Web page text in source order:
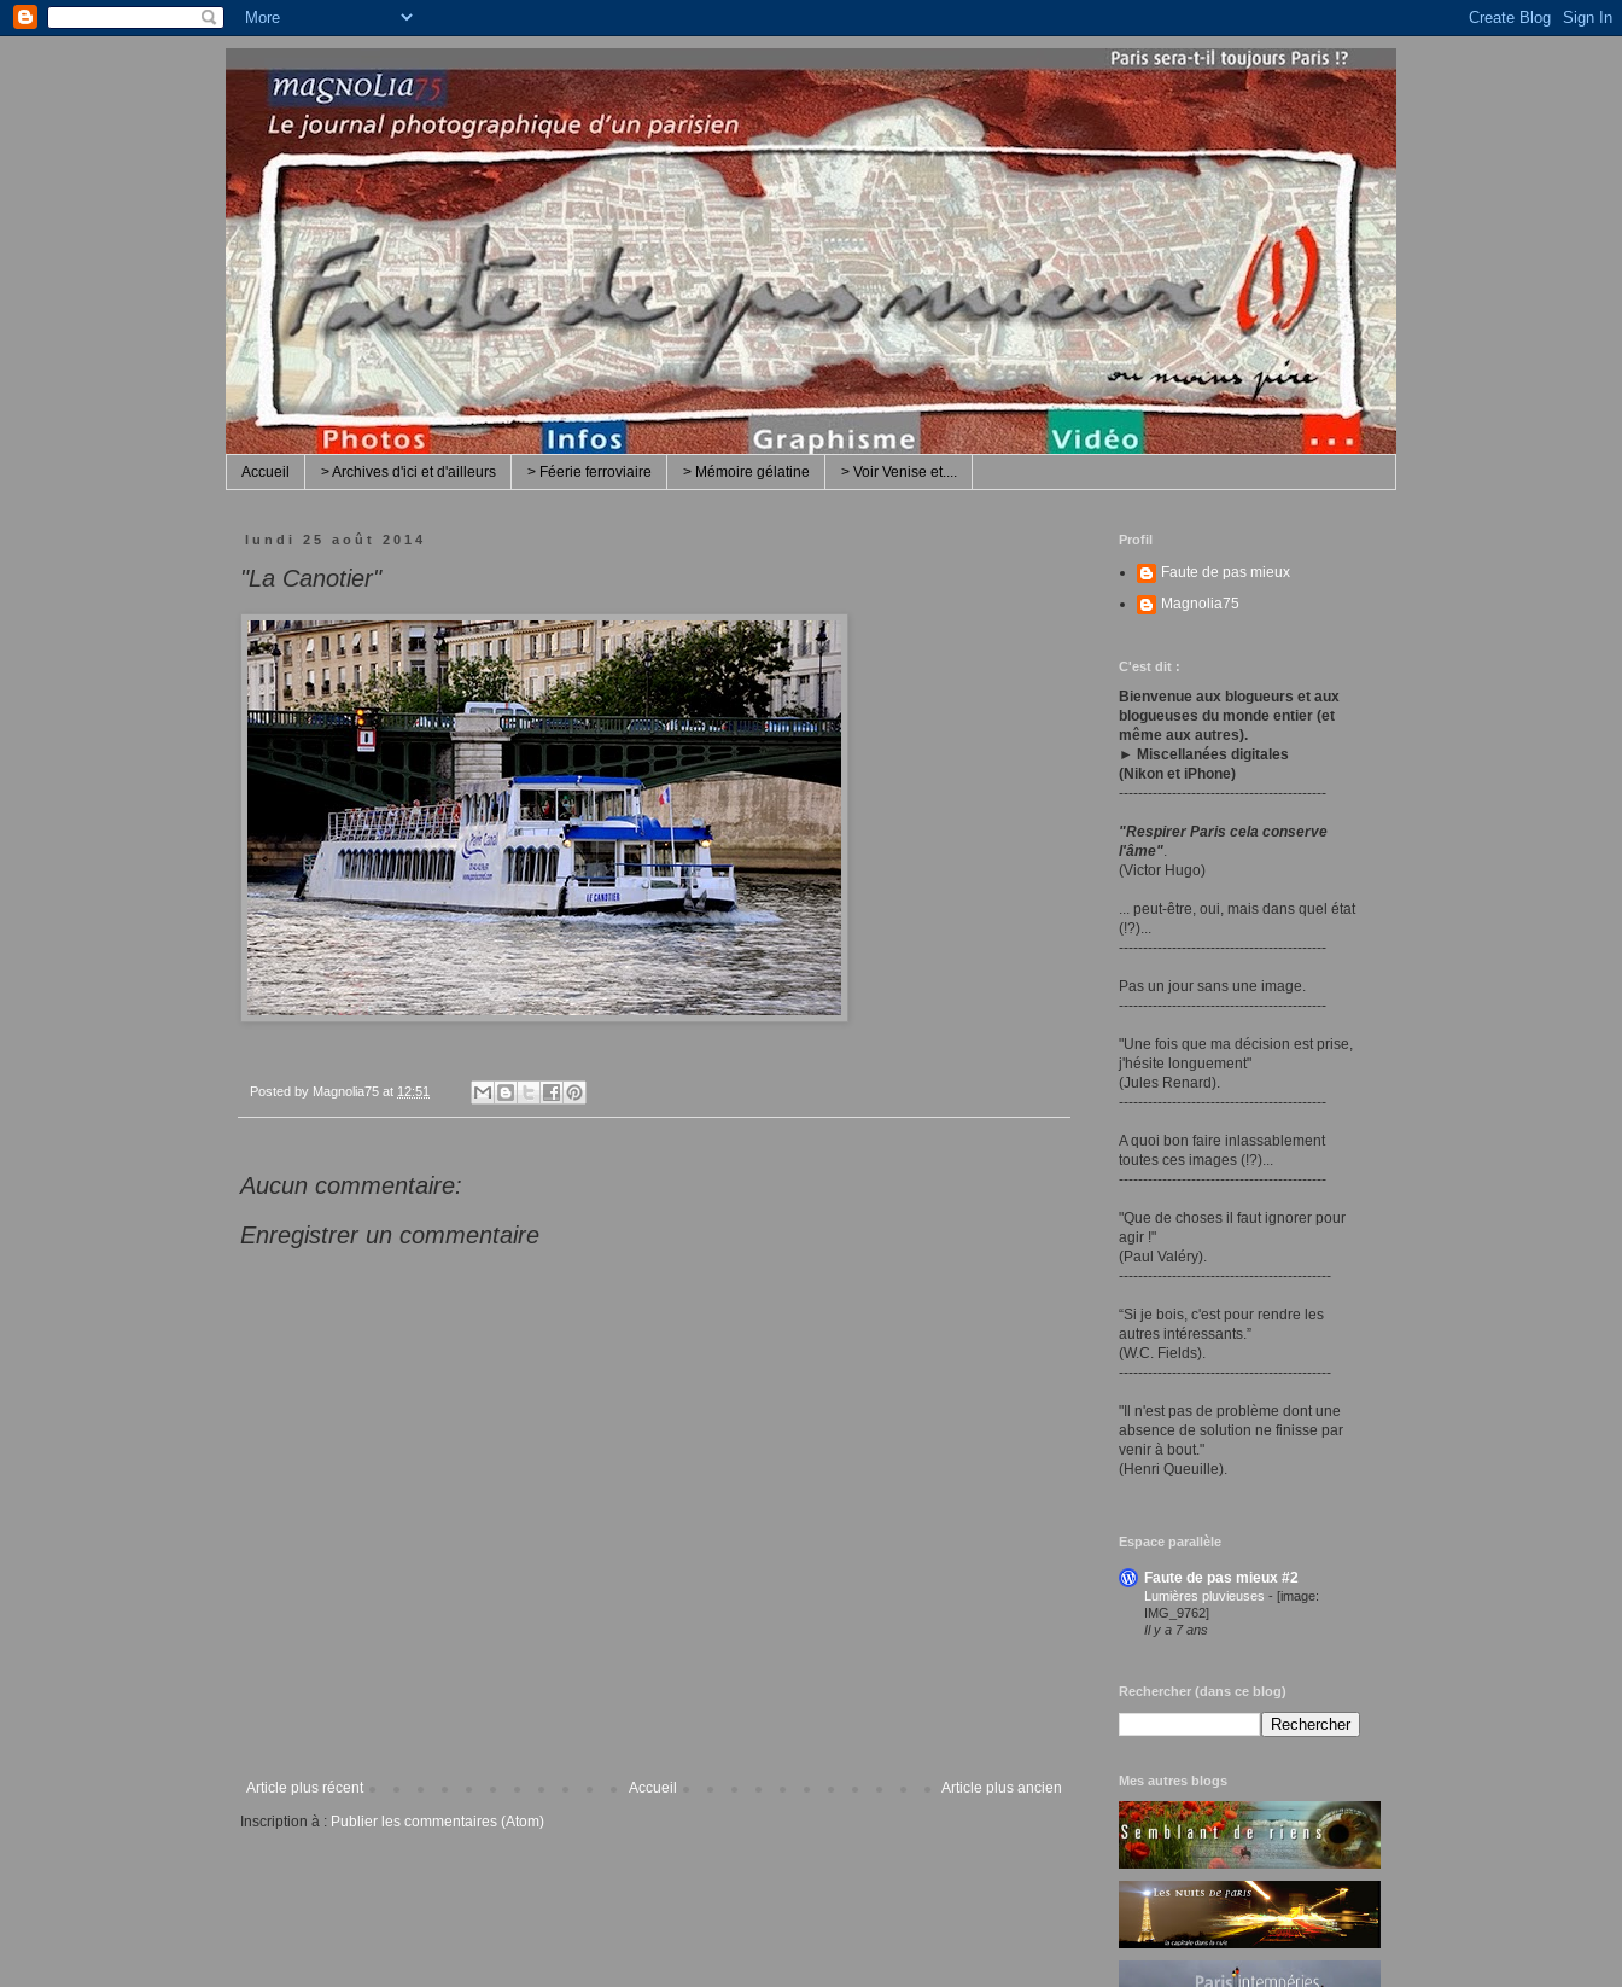
Accueil > Archives d'ici et d'ailleurs > Féerie ferroviaire > Mémoire gélatine > Voir Venise et....
lundi 25 août 2014
"La Canotier"
Posted by Magnolia75 at 12:51
Aucun commentaire:
Enregistrer un commentaire
Article plus récent Article plus ancien
Accueil
Inscription à : Publier les commentaires (Atom)
Profil
Faute de pas mieux
Magnolia75
C'est dit :
Bienvenue aux blogueurs et aux
blogueuses du monde entier (et
même aux autres).
► Miscellanées digitales
(Nikon et iPhone)
-------------------------------------------
"Respirer Paris cela conserve
l'âme".
(Victor Hugo)
... peut-être, oui, mais dans quel état
(!?)...
-------------------------------------------
Pas un jour sans une image.
-------------------------------------------
"Une fois que ma décision est prise,
j'hésite longuement"
(Jules Renard).
-------------------------------------------
A quoi bon faire inlassablement
toutes ces images (!?)...
-------------------------------------------
"Que de choses il faut ignorer pour
agir !"
(Paul Valéry).
--------------------------------------------
“Si je bois, c'est pour rendre les
autres intéressants.”
(W.C. Fields).
--------------------------------------------
"Il n'est pas de problème dont une
absence de solution ne finisse par
venir à bout."
(Henri Queuille).
Espace parallèle
Faute de pas mieux #2
Lumières pluvieuses - [image:
IMG_9762]
Il y a 7 ans
Rechercher (dans ce blog)
Mes autres blogs